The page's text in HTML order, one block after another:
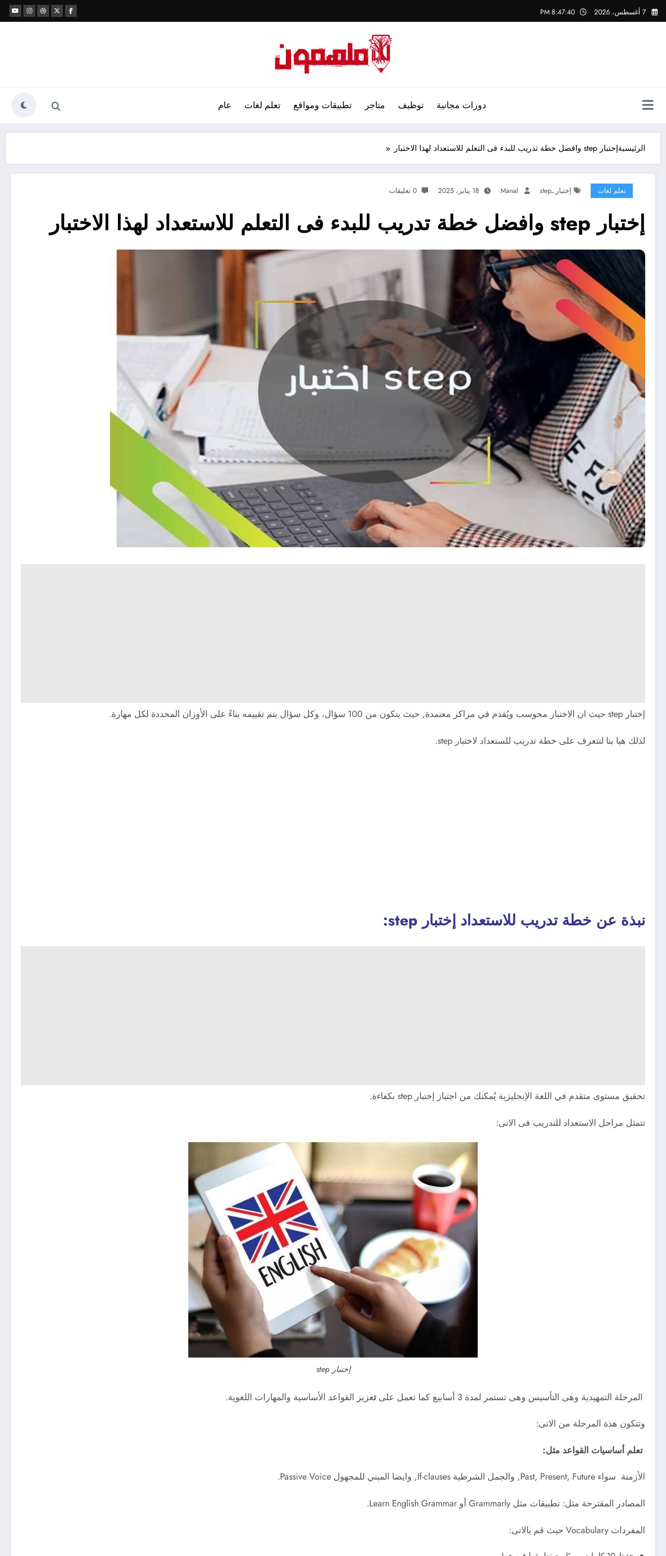
التجاوز
إلى
7 أغسطس، 2026 8:47:41 PM
دورات مجانية توظيف متاجر تطبيقات ومواقع تعلم لغات عام
الرئيسيةإختبار step وافضل خطة تدريب للبدء فى التعلم للاستعداد لهذا الاختبار
تعلم لغات إختبار ـstep Manal 18 يناير، 2025 0 تعليقات
إختبار step وافضل خطة تدريب للبدء فى التعلم للاستعداد لهذا الاختبار
إختبار step حيث ان الاختبار محوسب ويُقدم في مراكز معتمدة, حيث يتكون من 100 سؤال، وكل سؤال يتم تقييمه بناءً على الأوزان المحددة لكل مهارة.
لذلك هيا بنا لنتعرف على خطة تدريب للستعداد لاختبار step.
نبذة عن خطة تدريب للاستعداد إختبار step:
تحقيق مستوى متقدم في اللغة الإنجليزية يُمكنك من اجتياز إختبار step بكفاءة.
تتمثل مراحل الاستعداد للتدريب فى الاتى:
إختبار step
المرحلة التمهيدية وهى التأسيس وهى تستمر لمدة 3 أسابيع كما تعمل على تعزيز القواعد الأساسية والمهارات اللغوية.
وتتكون هذة المرحلة من الاتى:
تعلم أساسيات القواعد مثل:
الأزمنة سواء Past, Present, Future, والجمل الشرطية If-clauses, وايضا المبني للمجهول Passive Voice.
المصادر المقترحة مثل: تطبيقات مثل Grammarly أو Learn English Grammar.
المفردات Vocabulary حيث قم بالاتى: